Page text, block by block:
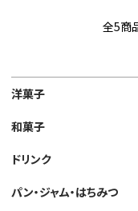
全5商
洋菓子
和菓子
ドリンク
パン・ジャム・はちみつ